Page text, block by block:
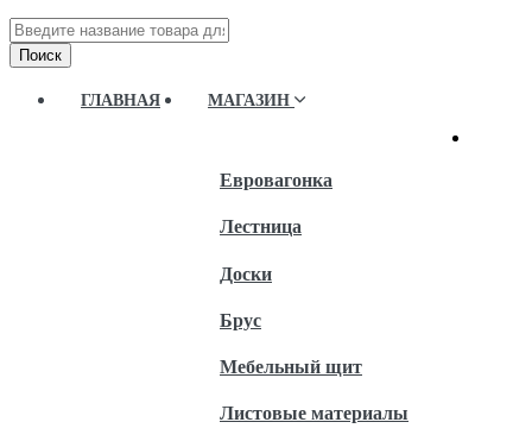
Поиск
ГЛАВНАЯ МАГАЗИН
Евровагонка
Лестница
Доски
Брус
Мебельный щит
Листовые материалы